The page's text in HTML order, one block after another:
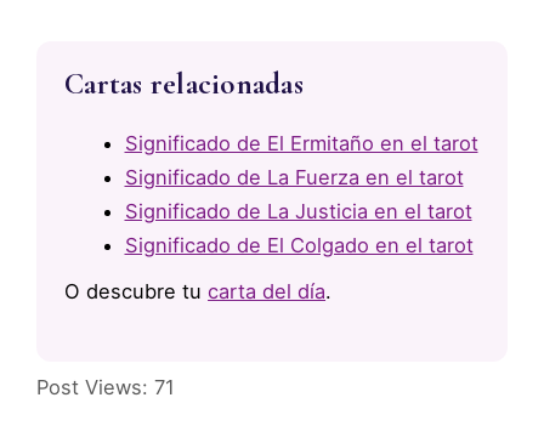
Cartas relacionadas
Significado de El Ermitaño en el tarot
Significado de La Fuerza en el tarot
Significado de La Justicia en el tarot
Significado de El Colgado en el tarot
O descubre tucarta del día.
Post Views: 71